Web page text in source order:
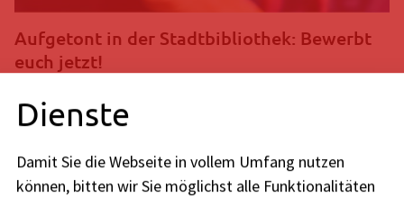
Aufgetont in der Stadtbibliothek: Bewerbt
euch jetzt!
Hobbymusiker*innen und -ensembles aus der Region. Hier
haben ausgewählte Musiker*innen die Möglichkeit, mit ihren
Programmen in der Stadtbibliothek aufzutreten. Seid ihr
dabei?
Dienste
Damit Sie die Webseite in vollem Umfang nutzen
können, bitten wir Sie möglichst alle Funktionalitäten